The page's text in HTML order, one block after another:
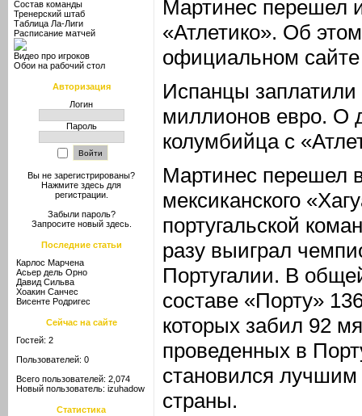
Состав команды
Тренерский штаб
Таблица Ла-Лиги
Расписание матчей
Видео про игроков
Обои на рабочий стол
Авторизация
Логин
Пароль
Вы не зарегистрированы?
Нажмите здесь для
регистрации.
Забыли пароль?
Запросите новый здесь.
Последние статьи
Карлос Марчена
Асьер дель Орно
Давид Сильва
Хоакин Санчес
Висенте Родригес
Сейчас на сайте
Гостей: 2
Пользователей: 0
Всего пользователей: 2,074
Новый пользователь: izuhadow
Статистика
Мартинес перешел
«Атлетико». Об
официальном сайте
Испанцы
миллионов евро. О
колумбийца с
Мартинес перешел
мексиканского
португальской
разу выиграл
Португалии. В
составе «Порту»
которых забил 92
проведенных в
становился
страны.